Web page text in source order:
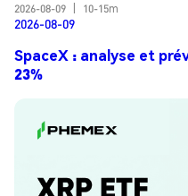
2026-08-09
10-15m
2026-08-09
SpaceX : analyse et
23%